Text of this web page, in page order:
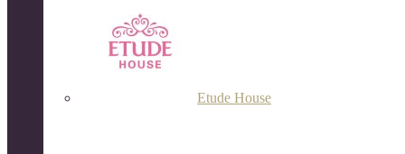
Etude House